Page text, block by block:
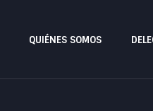
QUIÉNES SOMOS